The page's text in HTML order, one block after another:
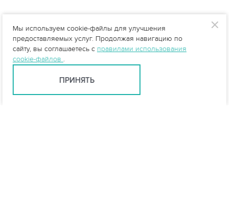
Мы используем cookie-файлы для улучшения
предоставляемых услуг. Продолжая навигацию по
сайту, вы соглашаетесь с правилами использования
cookie-файлов .
ПРИНЯТЬ